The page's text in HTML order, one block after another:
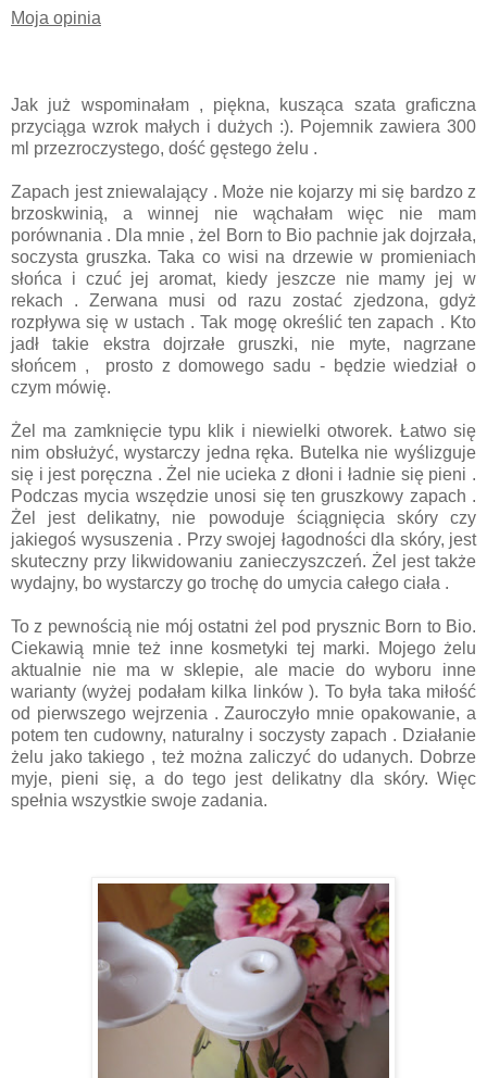
Moja opinia
Jak już wspominałam , piękna, kusząca szata graficzna
przyciąga wzrok małych i dużych :). Pojemnik zawiera 300
ml przezroczystego, dość gęstego żelu .
Zapach jest zniewalający . Może nie kojarzy mi się bardzo z
brzoskwinią, a winnej nie wąchałam więc nie mam
porównania . Dla mnie , żel Born to Bio pachnie jak dojrzała,
soczysta gruszka. Taka co wisi na drzewie w promieniach
słońca i czuć jej aromat, kiedy jeszcze nie mamy jej w
rekach . Zerwana musi od razu zostać zjedzona, gdyż
rozpływa się w ustach . Tak mogę określić ten zapach . Kto
jadł takie ekstra dojrzałe gruszki, nie myte, nagrzane
słońcem , prosto z domowego sadu - będzie wiedział o
czym mówię.
Żel ma zamknięcie typu klik i niewielki otworek. Łatwo się
nim obsłużyć, wystarczy jedna ręka. Butelka nie wyślizguje
się i jest poręczna . Żel nie ucieka z dłoni i ładnie się pieni .
Podczas mycia wszędzie unosi się ten gruszkowy zapach .
Żel jest delikatny, nie powoduje ściągnięcia skóry czy
jakiegoś wysuszenia . Przy swojej łagodności dla skóry, jest
skuteczny przy likwidowaniu zanieczyszczeń. Żel jest także
wydajny, bo wystarczy go trochę do umycia całego ciała .
To z pewnością nie mój ostatni żel pod prysznic Born to Bio.
Ciekawią mnie też inne kosmetyki tej marki. Mojego żelu
aktualnie nie ma w sklepie, ale macie do wyboru inne
warianty (wyżej podałam kilka linków ). To była taka miłość
od pierwszego wejrzenia . Zauroczyło mnie opakowanie, a
potem ten cudowny, naturalny i soczysty zapach . Działanie
żelu jako takiego , też można zaliczyć do udanych. Dobrze
myje, pieni się, a do tego jest delikatny dla skóry. Więc
spełnia wszystkie swoje zadania.